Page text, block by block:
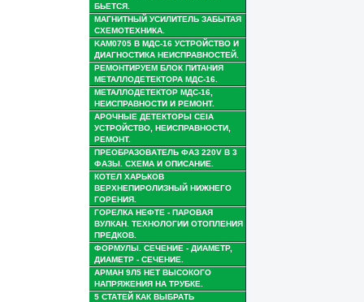
БЬЕТСЯ.
МАГНИТНЫЙ УСИЛИТЕЛЬ ЗАБЫТАЯ
СХЕМОТЕХНИКА.
KAM0705 В МДС-16 УСТРОЙСТВО И
ДИАГНОСТИКА НЕИСПРАВНОСТЕЙ.
РЕМОНТИРУЕМ БЛОК ПИТАНИЯ
МЕТАЛЛОДЕТЕКТОРА МДС-16.
МЕТАЛЛОДЕТЕКТОР МДС-16,
НЕИСПРАВНОСТИ И РЕМОНТ.
АРОЧНЫЕ ДЕТЕКТОРЫ CEIA
УСТРОЙСТВО, НЕИСПРАВНОСТИ,
РЕМОНТ.
ПРЕОБРАЗОВАТЕЛЬ ФАЗ 220V В 3
ФАЗЫ. СХЕМА И ОПИСАНИЕ.
КОТЕЛ ХАРЬКОВ
ВЕРХНЕПИРОЛИЗНЫЙ НИЖНЕГО
ГОРЕНИЯ.
ГОРЕЛКА НЕФТЕ - ПАРОВАЯ
ВУЛКАН. ТЕХНОЛОГИИ ОТОПЛЕНИЯ
ПРЕДКОВ.
ФОРМУЛЫ. СЕЧЕНИЕ - ДИАМЕТР,
ДИАМЕТР - СЕЧЕНИЕ.
АРМАН 9Л5 НЕТ ВЫСОКОГО
НАПРЯЖЕНИЯ НА ТРУБКЕ.
5 СТАТЕЙ КАК ВЫБРАТЬ